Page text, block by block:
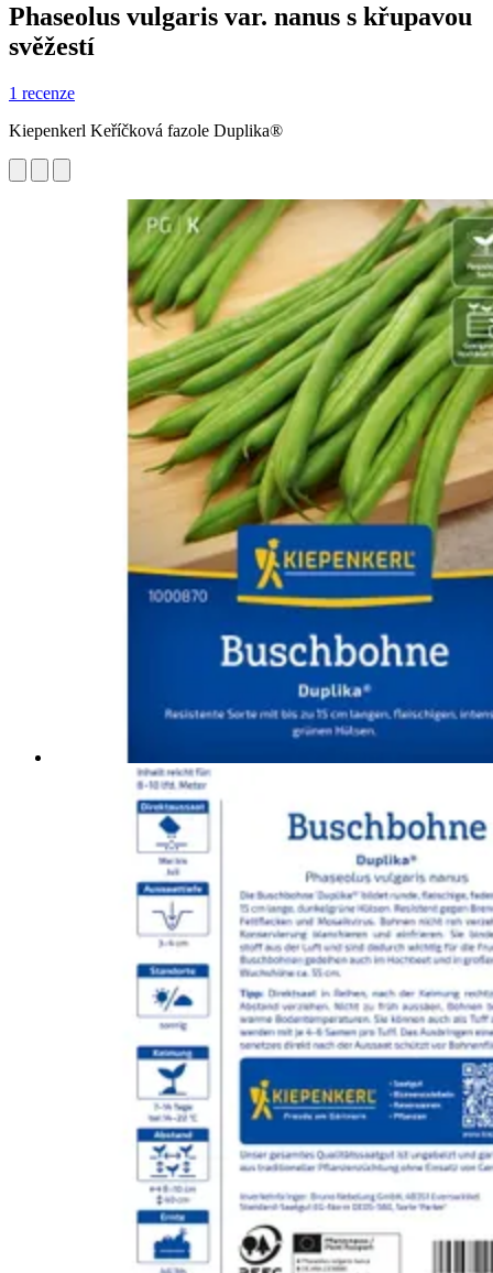
Phaseolus vulgaris var. nanus s křupavou
svěžestí
1 recenze
Kiepenkerl Keříčková fazole Duplika®